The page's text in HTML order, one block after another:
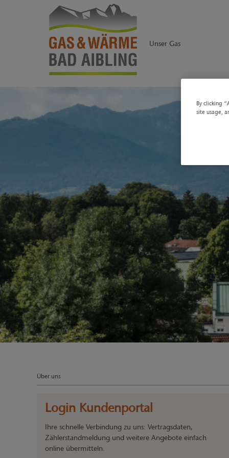
Unser Gas
Über uns
Login Kundenportal
Ihre schnelle Verbindung zu uns: Vertragsdaten,
Zählerstandmeldung und weitere Angebote einfach
online übermitteln.
By clicking
site usage,